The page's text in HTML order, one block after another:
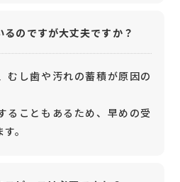
のですが大丈夫ですか？
むし歯や汚れの蓄積が原因の
ることもあるため、早めの受
。